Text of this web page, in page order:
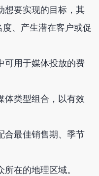
想要实现的目标，其
、产生潜在客户或促
可用于媒体投放的费
体类型组合，以有效
合最佳销售期、季节
在的地理区域。